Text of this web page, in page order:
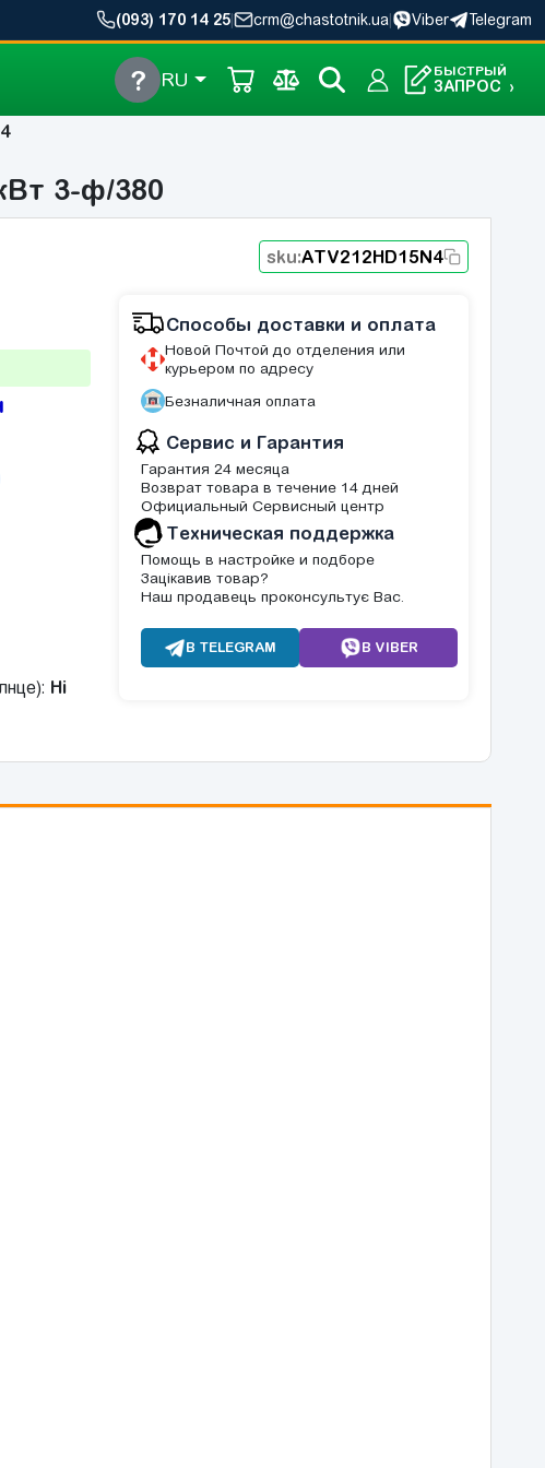
(093) 170 14 25 crm@chastotnik.ua Viber Telegram
? RU БЫСТРЫЙ
ЗАПРОС ›
3-ф/380
sku:ATV212HD15N4
Ні
Способы доставки и оплата
Новой Почтой до отделения или
курьером по адресу
Безналичная оплата
Сервис и Гарантия
Гарантия 24 месяца
Возврат товара в течение 14 дней
Официальный Сервисный центр
Техническая поддержка
Помощь в настройке и подборе
Зацікавив товар?
Наш продавець проконсультує Вас.
В TELEGRAM В VIBER